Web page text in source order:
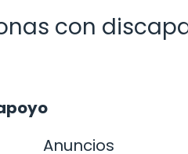
con
Anuncios